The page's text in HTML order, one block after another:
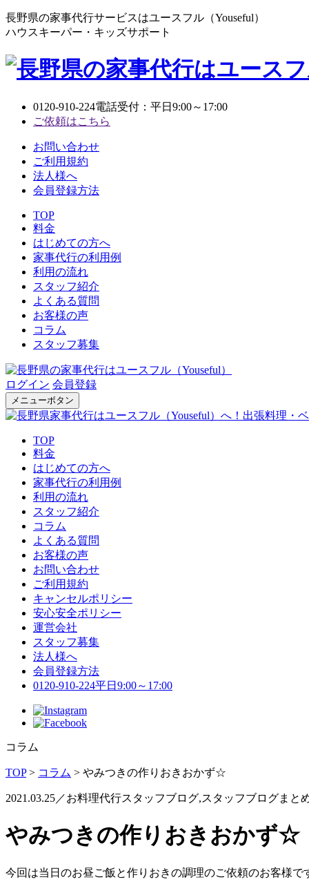
長野県の家事代行サービスはユースフル（Youseful）
ハウスキーパー・キッズサポート
0120-910-224電話受付：平日9:00～17:00
ご依頼はこちら
お問い合わせ
ご利用規約
法人様へ
会員登録方法
TOP
料金
はじめての方へ
家事代行の利用例
利用の流れ
スタッフ紹介
よくある質問
お客様の声
コラム
スタッフ募集
ログイン 会員登録
メニューボタン
TOP
料金
はじめての方へ
家事代行の利用例
利用の流れ
スタッフ紹介
コラム
よくある質問
お客様の声
お問い合わせ
ご利用規約
キャンセルポリシー
安心安全ポリシー
運営会社
スタッフ募集
法人様へ
会員登録方法
0120-910-224平日9:00～17:00
コラム
TOP> コラム > やみつきの作りおきおかず☆
2021.03.25／お料理代行スタッフブログ,スタッフブログまと
やみつきの作りおきおかず☆
今回は当日のお昼ご飯と作りおきの調理のご依頼のお客様で